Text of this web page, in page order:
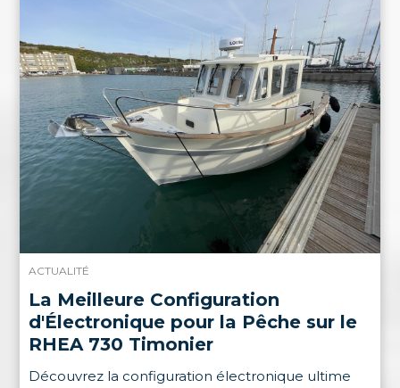
ACTUALITÉ
La Meilleure Configuration
d'Électronique pour la Pêche sur le
RHEA 730 Timonier
Découvrez la configuration électronique ultime